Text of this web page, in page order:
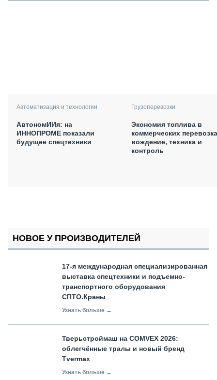
Автоматизация и технологии
АвтономИИя: на
ИННОПРОМЕ показали
будущее спецтехники
Грузоперевозки
Экономия топлива в
коммерческих
вождение, техника и
контроль
НОВОЕ У ПРОИЗВОДИТЕЛЕЙ
17-я международная специализированная
выставка спецтехники и подъемно-
транспортного оборудования
СПТО.Краны
Узнать больше →
Тверьстроймаш на COMVEX 2026:
облегчённые тралы и новый бренд
Tvermax
Узнать больше →